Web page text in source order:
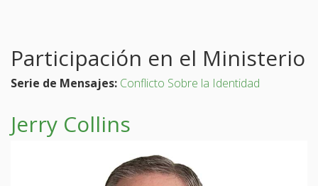
Participación en el Ministerio
Serie de Mensajes: Conflicto Sobre la Identidad
Jerry Collins